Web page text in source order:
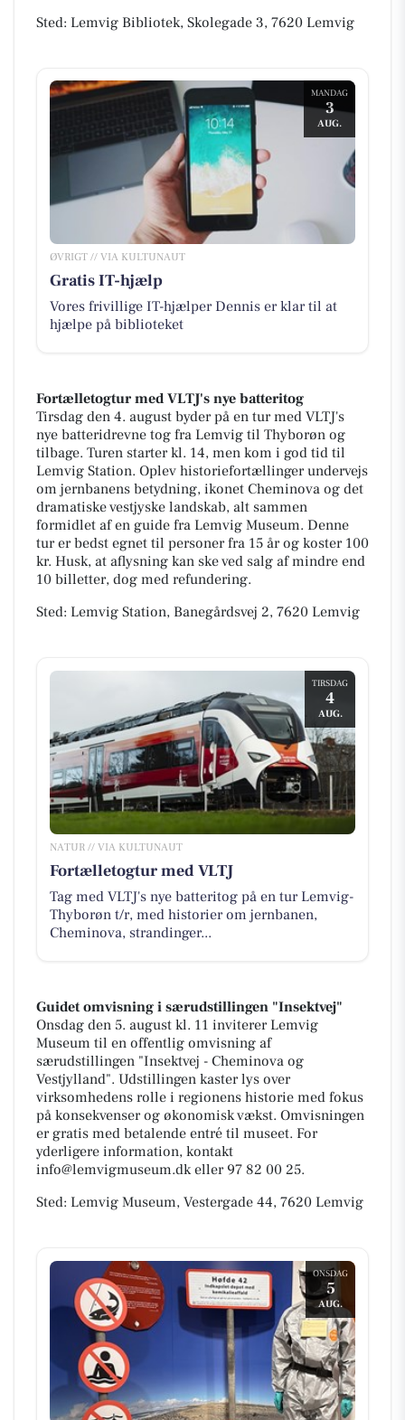
Sted: Lemvig Bibliotek, Skolegade 3, 7620 Lemvig
MANDAG
3
AUG.
ØVRIGT // VIA KULTUNAUT
Gratis IT-hjælp
Vores frivillige IT-hjælper Dennis er klar til at
hjælpe på biblioteket
Fortælletogtur med VLTJ's nye batteritog
Tirsdag den 4. august byder på en tur med VLTJ's
nye batteridrevne tog fra Lemvig til Thyborøn og
tilbage. Turen starter kl. 14, men kom i god tid til
Lemvig Station. Oplev historiefortællinger undervejs
om jernbanens betydning, ikonet Cheminova og det
dramatiske vestjyske landskab, alt sammen
formidlet af en guide fra Lemvig Museum. Denne
tur er bedst egnet til personer fra 15 år og koster 100
kr. Husk, at aflysning kan ske ved salg af mindre end
10 billetter, dog med refundering.
Sted: Lemvig Station, Banegårdsvej 2, 7620 Lemvig
TIRSDAG
4
AUG.
NATUR // VIA KULTUNAUT
Fortælletogtur med VLTJ
Tag med VLTJ's nye batteritog på en tur Lemvig-
Thyborøn t/r, med historier om jernbanen,
Cheminova, strandinger...
Guidet omvisning i særudstillingen "Insektvej"
Onsdag den 5. august kl. 11 inviterer Lemvig
Museum til en offentlig omvisning af
særudstillingen "Insektvej - Cheminova og
Vestjylland". Udstillingen kaster lys over
virksomhedens rolle i regionens historie med fokus
på konsekvenser og økonomisk vækst. Omvisningen
er gratis med betalende entré til museet. For
yderligere information, kontakt
info@lemvigmuseum.dk eller 97 82 00 25.
Sted: Lemvig Museum, Vestergade 44, 7620 Lemvig
ONSDAG
5
AUG.